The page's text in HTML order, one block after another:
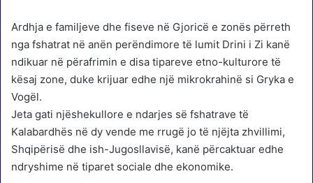
Ardhja e familjeve dhe fiseve në Gjoricë e zonës përreth
nga fshatrat në anën perëndimore të lumit Drini i Zi kanë
ndikuar në përafrimin e disa tipareve etno-kulturore të
kësaj zone, duke krijuar edhe një mikrokrahinë si Gryka e
Vogël.
Jeta gati njëshekullore e ndarjes së fshatrave të
Kalabardhës në dy vende me rrugë jo të njëjta zhvillimi,
Shqipërisë dhe ish-Jugosllavisë, kanë përcaktuar edhe
ndryshime në tiparet sociale dhe ekonomike.